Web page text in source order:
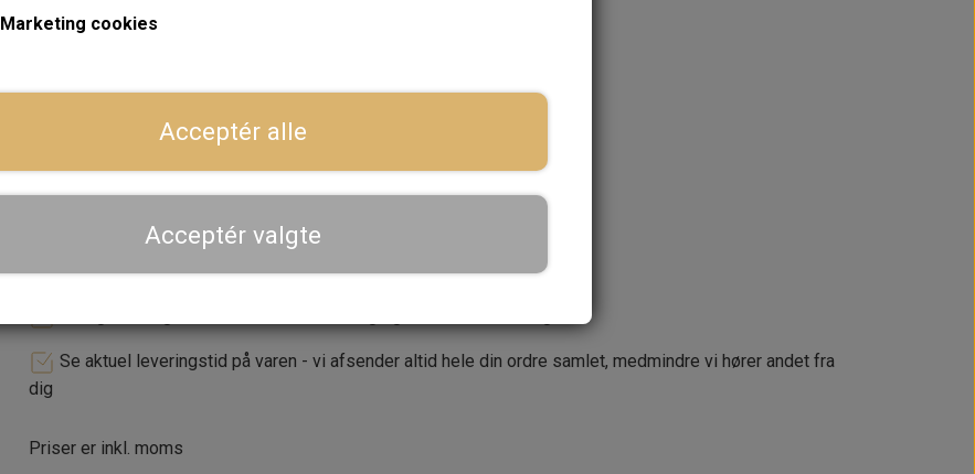
Vejer 350 gr. pr. stk.
Forventet leveringstid:Varen er på lager. 1-2 dages leveringstid
Dansk webshop, kundeservice og lager
Se aktuel leveringstid på varen - vi afsender altid hele din ordre samlet, medmindre vi hører andet fra
dig
Priser er inkl. moms
Marketing cookies
Acceptér alle
Acceptér valgte